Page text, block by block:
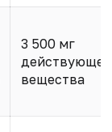
3 500 мг
вещества